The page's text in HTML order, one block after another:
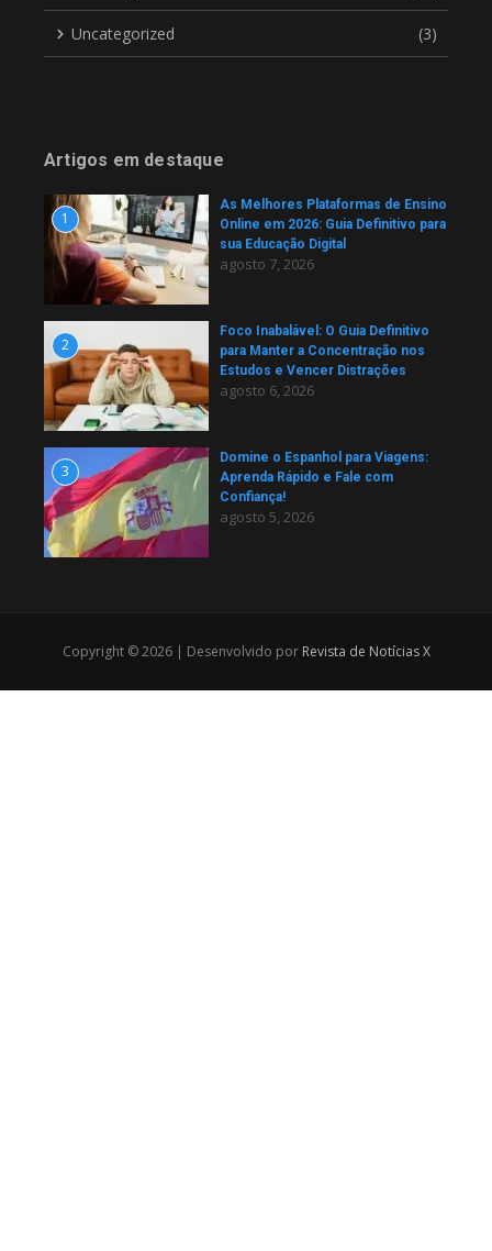
Uncategorized (3)
Artigos em destaque
1
As Melhores Plataformas de Ensino
Online em 2026: Guia Definitivo para
sua Educação Digital
agosto 7, 2026
2
Foco Inabalável: O Guia Definitivo
para Manter a Concentração nos
Estudos e Vencer Distrações
agosto 6, 2026
3
Domine o Espanhol para Viagens:
Aprenda Rápido e Fale com
Confiança!
agosto 5, 2026
Copyright © 2026 | Desenvolvido por Revista de Notícias X